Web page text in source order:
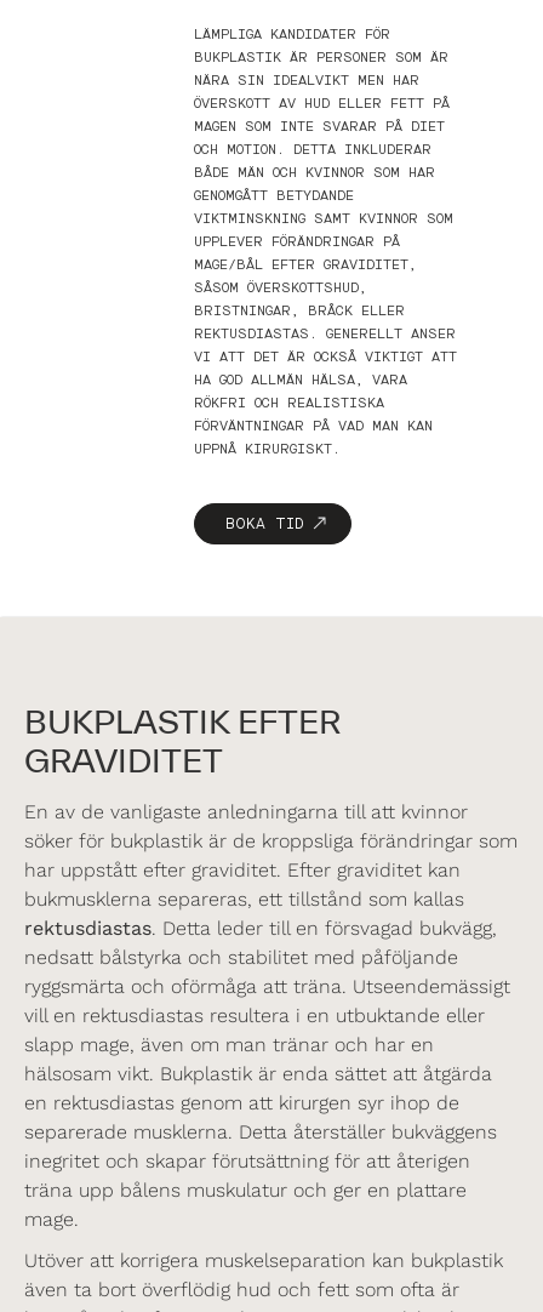
LÄMPLIGA KANDIDATER FÖR
BUKPLASTIK ÄR PERSONER SOM ÄR
NÄRA SIN IDEALVIKT MEN HAR
ÖVERSKOTT AV HUD ELLER FETT PÅ
MAGEN SOM INTE SVARAR PÅ DIET
OCH MOTION. DETTA INKLUDERAR
BÅDE MÄN OCH KVINNOR SOM HAR
GENOMGÅTT BETYDANDE
VIKTMINSKNING SAMT KVINNOR SOM
UPPLEVER FÖRÄNDRINGAR PÅ
MAGE/BÅL EFTER GRAVIDITET,
SÅSOM ÖVERSKOTTSHUD,
BRISTNINGAR, BRÅCK ELLER
REKTUSDIASTAS. GENERELLT ANSER
VI ATT DET ÄR OCKSÅ VIKTIGT ATT
HA GOD ALLMÄN HÄLSA, VARA
RÖKFRI OCH REALISTISKA
FÖRVÄNTNINGAR PÅ VAD MAN KAN
UPPNÅ KIRURGISKT.
BOKA TID
BUKPLASTIK EFTER
GRAVIDITET
En av de vanligaste anledningarna till att kvinnor
söker för bukplastik är de kroppsliga förändringar som
har uppstått efter graviditet. Efter graviditet kan
bukmusklerna separeras, ett tillstånd som kallas
rektusdiastas. Detta leder till en försvagad bukvägg,
nedsatt bålstyrka och stabilitet med påföljande
ryggsmärta och oförmåga att träna. Utseendemässigt
vill en rektusdiastas resultera i en utbuktande eller
slapp mage, även om man tränar och har en
hälsosam vikt. Bukplastik är enda sättet att åtgärda
en rektusdiastas genom att kirurgen syr ihop de
separerade musklerna. Detta återställer bukväggens
inegritet och skapar förutsättning för att återigen
träna upp bålens muskulatur och ger en plattare
mage.
Utöver att korrigera muskelseparation kan bukplastik
även ta bort överflödig hud och fett som ofta är